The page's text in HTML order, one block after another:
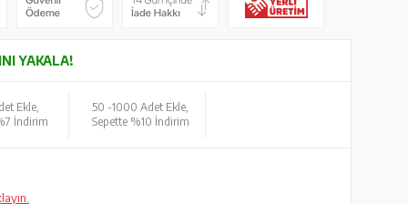
YAKALA!
Ekle,
İndirim
50 -1000 Adet Ekle,
Sepette %10 İndirim